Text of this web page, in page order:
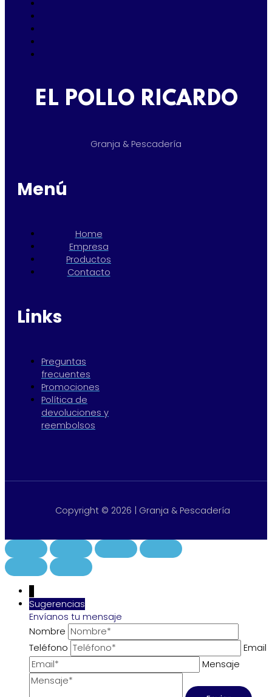
EL POLLO RICARDO
Granja & Pescadería
Menú
Home
Empresa
Productos
Contacto
Links
Preguntas
frecuentes
Promociones
Política de
devoluciones y
reembolsos
Copyright © 2026 | Granja & Pescadería
Sugerencias
Envíanos tu mensaje
Nombre
Teléfono
Email
Mensaje